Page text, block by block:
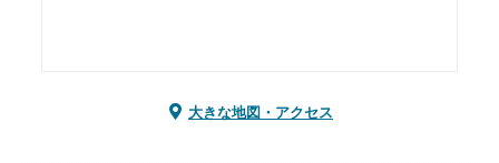
大きな地図・アクセス